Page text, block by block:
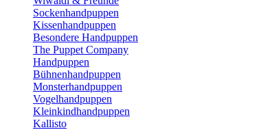
Sockenhandpuppen
Kissenhandpuppen
Besondere Handpuppen
The Puppet Company
Handpuppen
Bühnenhandpuppen
Monsterhandpuppen
Vogelhandpuppen
Kleinkindhandpuppen
Kallisto